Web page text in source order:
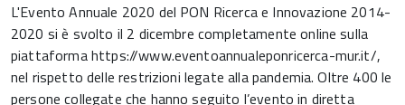
L'Evento Annuale 2020 del PON Ricerca e Innovazione 2014-
2020 si è svolto il 2 dicembre completamente online sulla
piattaforma https://www.eventoannualeponricerca-mur.it/,
nel rispetto delle restrizioni legate alla pandemia. Oltre 400 le
persone collegate che hanno seguito l’evento in diretta